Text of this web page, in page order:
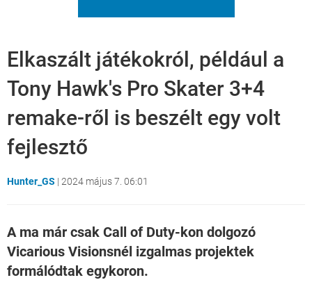
Elkaszált játékokról, például a
Tony Hawk's Pro Skater 3+4
remake-ről is beszélt egy volt
fejlesztő
Hunter_GS | 2024 május 7. 06:01
A ma már csak Call of Duty-kon dolgozó
Vicarious Visionsnél izgalmas projektek
formálódtak egykoron.